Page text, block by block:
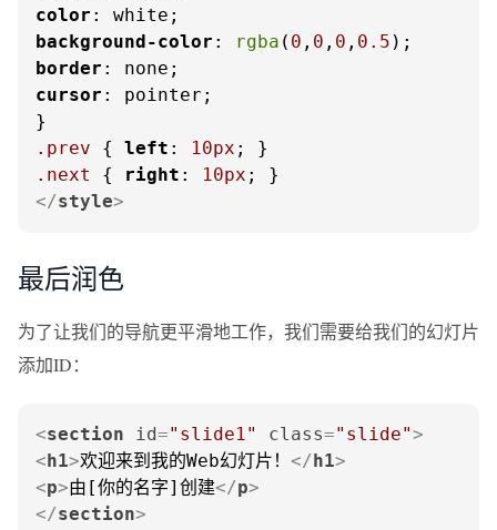
color
background-color : rgba ( 0 , 0 , 0 , 0.5
border
cursor : pointer;
.prev { left : 10px
.next
{ right : 10px
</style>
最后润色
为了让我们的导航更平滑地工作，我们需要给我们的幻灯片
添加ID：
<section id="slide1" class="slide">
<h1>欢迎来到我的Web幻灯片！ </h1>
<p>由[你的名字]创建</p>
</section>